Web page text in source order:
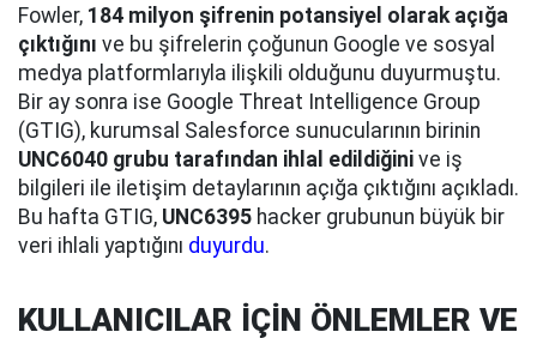
Fowler, 184 milyon şifrenin potansiyel olarak açığa
çıktığını ve bu şifrelerin çoğunun Google ve sosyal
medya platformlarıyla ilişkili olduğunu duyurmuştu.
Bir ay sonra ise Google Threat Intelligence Group
(GTIG), kurumsal Salesforce sunucularının birinin
UNC6040 grubu tarafından ihlal edildiğini ve iş
bilgileri ile iletişim detaylarının açığa çıktığını açıkladı.
Bu hafta GTIG, UNC6395 hacker grubunun büyük bir
veri ihlali yaptığını duyurdu.
KULLANICILAR İÇİN ÖNLEMLER VE